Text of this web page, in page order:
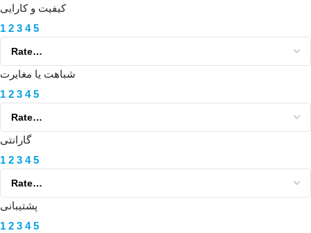
کیفیت و کارایی
1 2 3 4 5
شباهت یا مغایرت
1 2 3 4 5
گارانتی
1 2 3 4 5
پشتیبانی
1 2 3 4 5